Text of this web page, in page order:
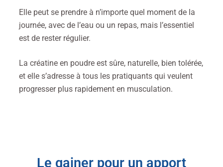
Elle peut se prendre à n’importe quel moment de la
journée, avec de l’eau ou un repas, mais l’essentiel
est de rester régulier.
La créatine en poudre est sûre, naturelle, bien tolérée,
et elle s’adresse à tous les pratiquants qui veulent
progresser plus rapidement en musculation.
Le gainer pour un apport